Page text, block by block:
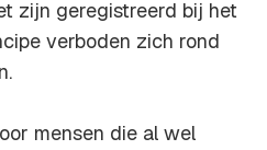
zijn geregistreerd bij het
verboden zich rond
mensen die al wel